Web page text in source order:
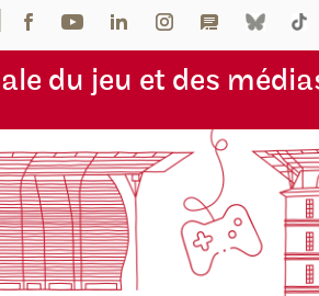
ale du jeu et des